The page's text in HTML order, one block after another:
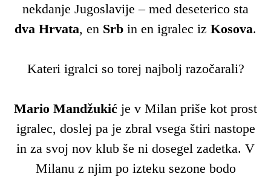
nekdanje Jugoslavije – med deseterico sta
dva Hrvata, en Srb in en igralec iz Kosova.
Kateri igralci so torej najbolj razočarali?
Mario Mandžukić je v Milan priše kot prost
igralec, doslej pa je zbral vsega štiri nastope
in za svoj nov klub še ni dosegel zadetka. V
Milanu z njim po izteku sezone bodo